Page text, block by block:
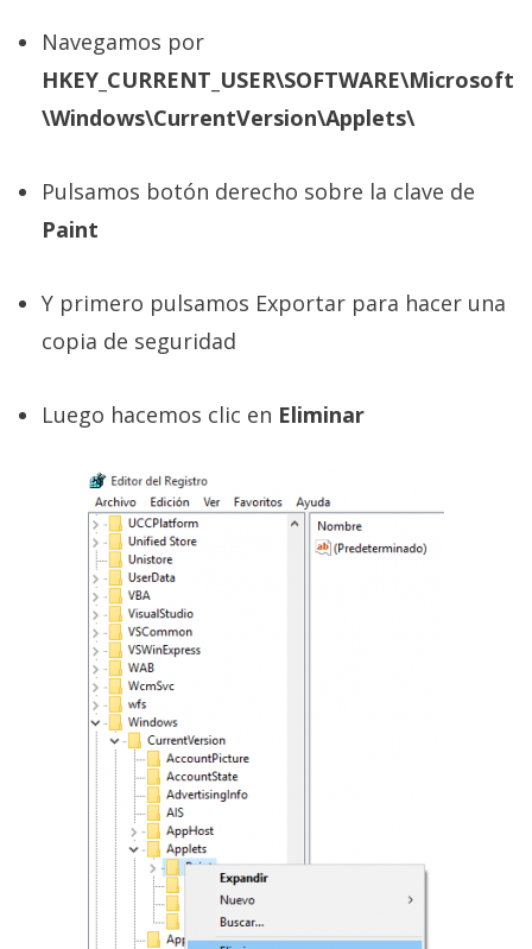
Legal
El medio de
comunicación
encontrarás
todas las
noticias sobre
tecnología,
ordenadores,
apps,
informática,
videojuegos,
trucos y
tutoriales.
Informático
(CC) 2006-
Algunos
reservados .
Navegamos por
HKEY_CURRENT_USER\SOFTWARE\Microsoft
\Windows\CurrentVersion\Applets\
Pulsamos botón derecho sobre la clave de
Paint
Y primero pulsamos Exportar para hacer una
copia de seguridad
Luego hacemos clic en Eliminar